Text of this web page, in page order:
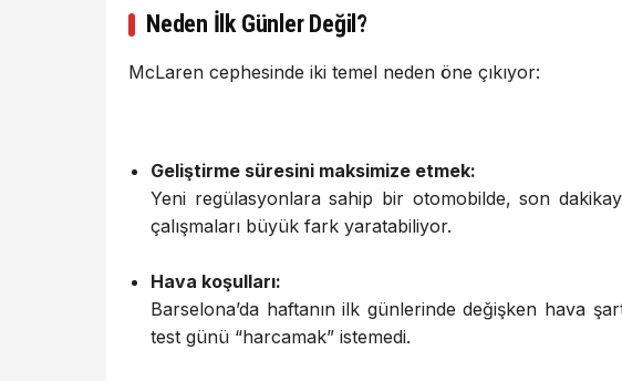
Neden İlk Günler Değil?
McLaren cephesinde iki temel neden öne çıkıyor:
Geliştirme süresini maksimize etmek:
Yeni regülasyonlara sahip bir otomobilde, son
çalışmaları büyük fark yaratabiliyor.
Hava koşulları:
Barselona’da haftanın ilk günlerinde değişken hava
test günü “harcamak” istemedi.